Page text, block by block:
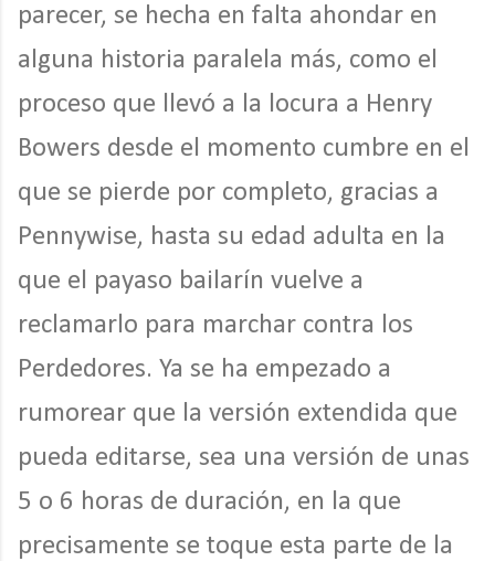
parecer, se hecha en falta ahondar en
alguna historia paralela más, como el
proceso que llevó a la locura a Henry
Bowers desde el momento cumbre en el
que se pierde por completo, gracias a
Pennywise, hasta su edad adulta en la
que el payaso bailarín vuelve a
reclamarlo para marchar contra los
Perdedores. Ya se ha empezado a
rumorear que la versión extendida que
pueda editarse, sea una versión de unas
5 o 6 horas de duración, en la que
precisamente se toque esta parte de la